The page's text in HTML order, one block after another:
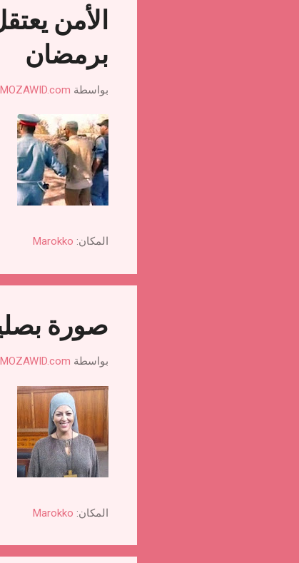
الأمن
برمضان
بواسطة
المكان: Marokko
صورة
بواسطة
المكان: Marokko